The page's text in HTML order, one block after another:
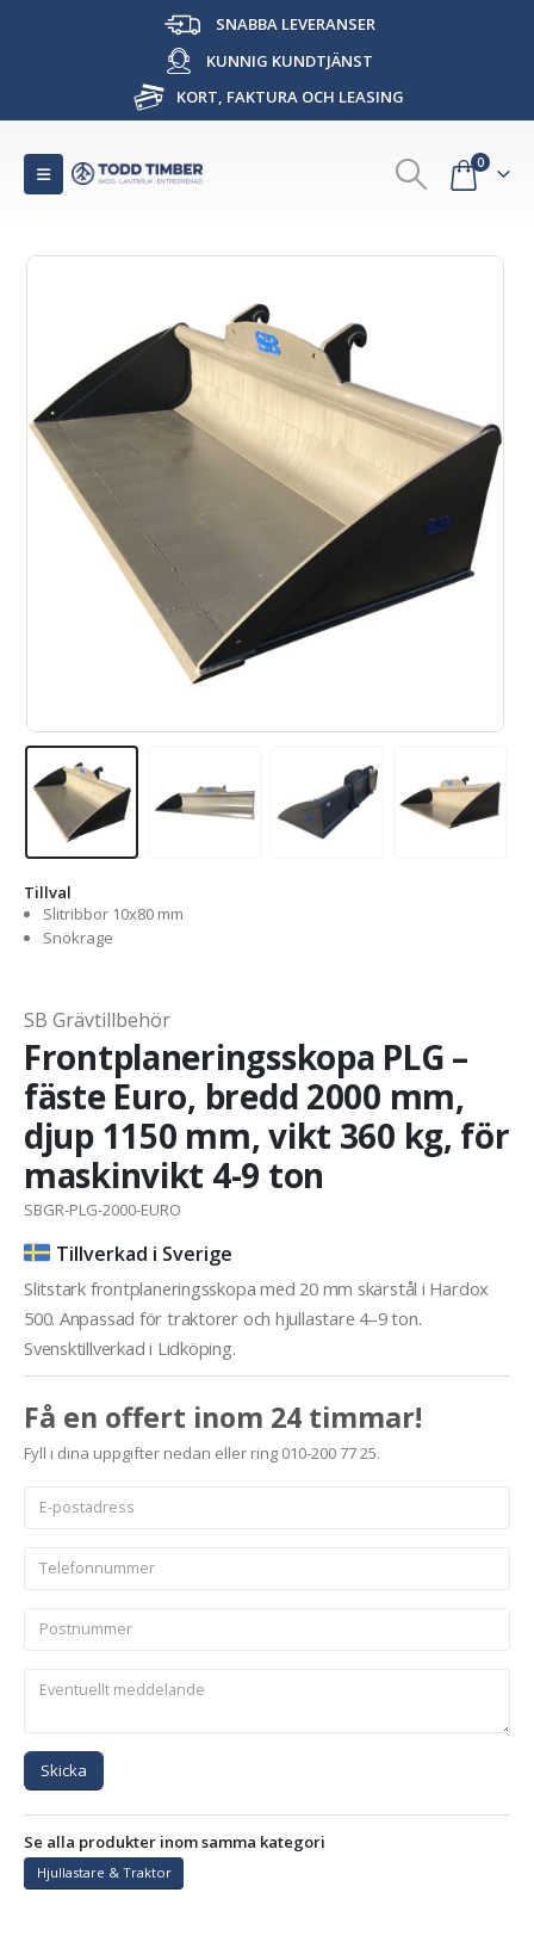
SNABBA LEVERANSER
KUNNIG KUNDTJÄNST
KORT, FAKTURA OCH LEASING
0
Tillval
Slitribbor 10x80 mm
Snökrage
SB Grävtillbehör
Frontplaneringsskopa PLG –
fäste Euro, bredd 2000 mm,
djup 1150 mm, vikt 360 kg, för
maskinvikt 4-9 ton
SBGR-PLG-2000-EURO
Tillverkad i Sverige
Slitstark frontplaneringsskopa med 20 mm skärstål i Hardox
500. Anpassad för traktorer och hjullastare 4–9 ton.
Svensktillverkad i Lidköping.
Få en offert inom 24 timmar!
Fyll i dina uppgifter nedan eller ring 010-200 77 25.
Skicka
Se alla produkter inom samma kategori
Hjullastare & Traktor